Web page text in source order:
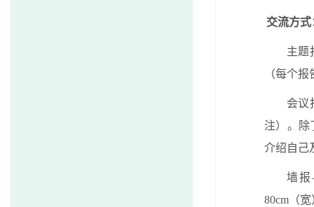
交流方式
主题
（每个
会议
注）。除
介绍自己
墙报
80cm （